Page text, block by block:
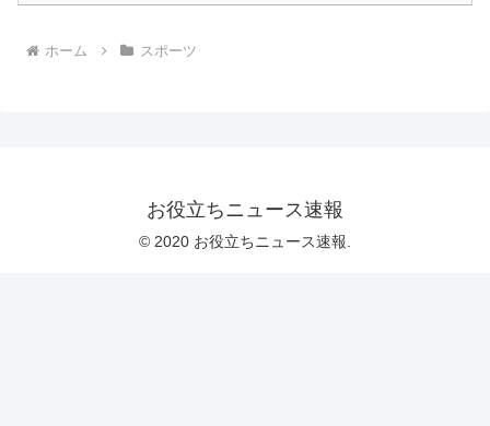
ホーム スポーツ
お役立ちニュース速報
© 2020 お役立ちニュース速報.